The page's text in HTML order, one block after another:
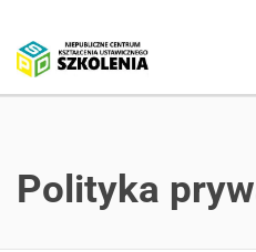
Polityka